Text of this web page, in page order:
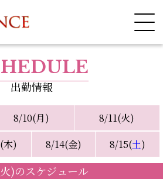
出勤情報
8/10(月)
8/11(火)
木) 8/14(金) 8/15(土)
)のスケジュール